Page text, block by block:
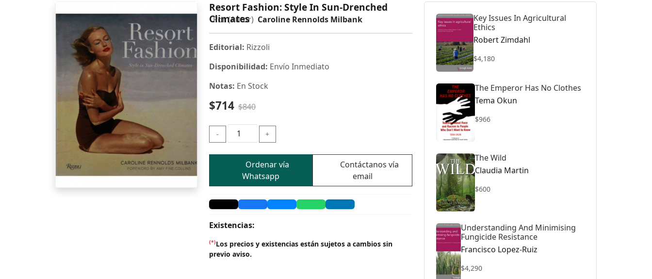
Resort Fashion: Style In Sun-Drenched
Climates
Por (Autor) Caroline Rennolds Milbank
Editorial: Rizzoli
Disponibilidad: Envío Inmediato
Notas: En Stock
$714 $840
- +
Ordenar vía
Whatsapp
Contáctanos vía
email
Existencias:
(*)Los precios y existencias están sujetos a cambios sin
previo aviso.
Key Issues In Agricultural
Ethics
Robert Zimdahl
$4,180
The Emperor Has No Clothes
Tema Okun
$966
The Wild
Claudia Martin
$600
Understanding And Minimising
Fungicide Resistance
Francisco Lopez-Ruiz
$4,290